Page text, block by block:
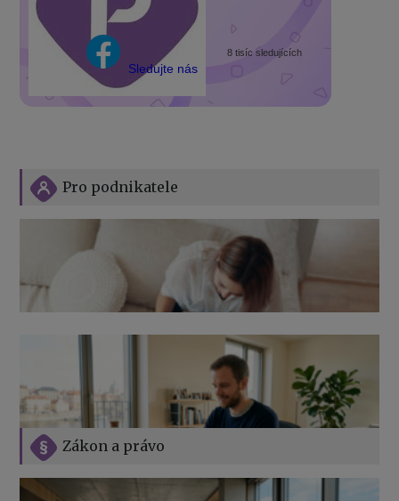
Sledujte nás
8 tisíc sledujících
Zákon a právo
Pro podnikatele
Jak na podnikání při rodičovské dovolené